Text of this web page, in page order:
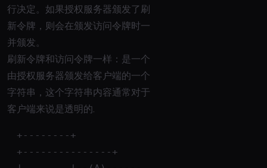
行决定。如果授权服务器颁发了刷
新令牌，则会在颁发访问令牌时一
并颁发。
刷新令牌和访问令牌一样：是一个
由授权服务器颁发给客户端的一个
字符串，这个字符串内容通常对于
客户端来说是透明的.
+--------+
+---------------+